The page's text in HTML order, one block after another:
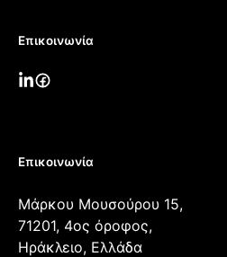
Επικοινωνία
Επικοινωνία
Μάρκου Μουσούρου 15,
71201, 4ος όροφος,
Ηράκλειο, Ελλάδα